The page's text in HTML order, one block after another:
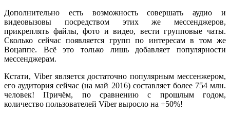
Дополнительно есть возможность совершать аудио и
видеовызовы посредством этих же мессенджеров,
прикреплять файлы, фото и видео, вести групповые чаты.
Сколько сейчас появляется групп по интересам в том же
Воцаппе. Всё это только лишь добавляет популярности
мессенджерам.
Кстати, Viber является достаточно популярным мессенжером,
его аудитория сейчас (на май 2016) составляет более 754 млн.
человек! Причём, по сравнению с прошлым годом,
количество пользователей Viber выросло на +50%!